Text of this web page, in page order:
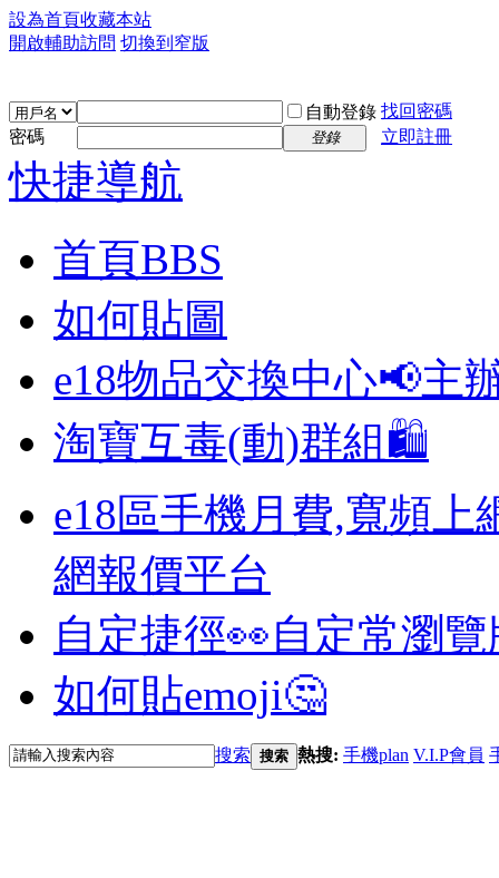
設為首頁收藏本站
開啟輔助訪問 切換到窄版
自動登錄 找回密碼
密碼
登錄 立即註冊
快捷導航
首頁BBS
如何貼圖
e18物品交換中心📢主
淘寶互毒(動)群組🛍️
e18區手機月費,寬頻上
網報價平台
自定捷徑👀自定常瀏
如何貼emoji🤔
搜索 搜索 熱搜: 手機plan V.I.P會員